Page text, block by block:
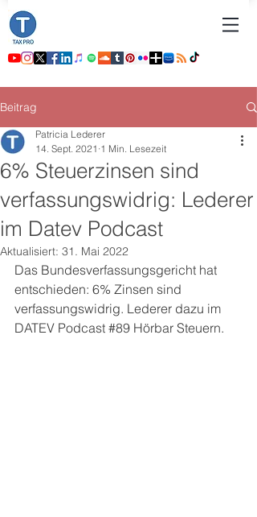
Beitrag
6% Steuerzinsen sind
verfassungswidrig: Lederer
im Datev Podcast
Patricia Lederer
14. Sept. 2021 1 Min. Lesezeit
Aktualisiert: 31. Mai 2022
Das Bundesverfassungsgericht hat
entschieden: 6% Zinsen sind
verfassungswidrig. Lederer dazu im
DATEV Podcast #89 Hörbar Steuern.